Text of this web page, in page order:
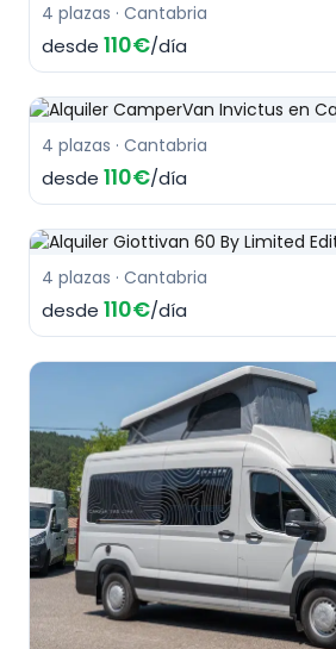
4 plazas · Cantabria
desde 110€/día
4 plazas · Cantabria
desde 110€/día
4 plazas · Cantabria
desde 110€/día